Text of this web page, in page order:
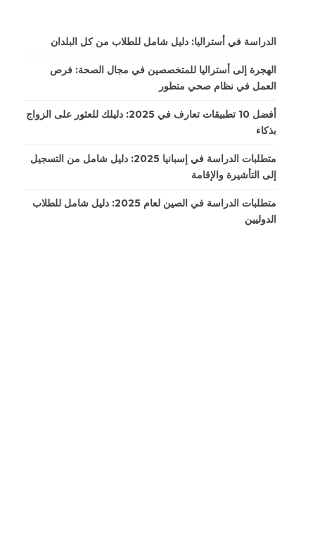
الدراسة في أستراليا: دليل شامل للطلاب من كل البلدان
الهجرة إلى أستراليا للمتخصصين في مجال الصحة: فرص
العمل في نظام صحي متطور
أفضل 10 تطبيقات تعارف في 2025: دليلك للعثور على الزواج
بذكاء
متطلبات الدراسة في إسبانيا 2025: دليل شامل من التسجيل
إلى التأشيرة والإقامة
متطلبات الدراسة في الصين لعام 2025: دليل شامل للطلاب
الدوليين